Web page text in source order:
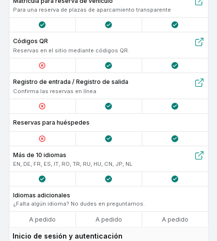
Para una reserva de plazas de aparcamiento transparente
códigos QR
Reservas en el sitio mediante códigos QR.
Registro de entrada / Registro de salida
Confirma las reservas en línea
Reservas para huéspedes
Más de 10 idiomas
EN, DE, FR, ES, IT, RO, TR, RU, HU, CN, JP, NL
Idiomas adicionales
¿Falta algún idioma? No dudes en preguntarnos.
A pedido A pedido A pedido
Inicio de sesión y autenticación